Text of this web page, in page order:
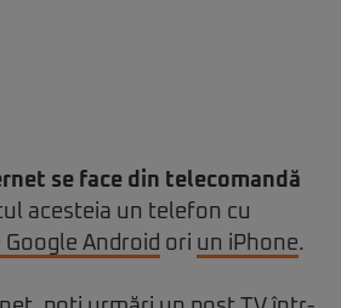
se face din telecomandă
acesteia un telefon cu
Android ori un iPhone.